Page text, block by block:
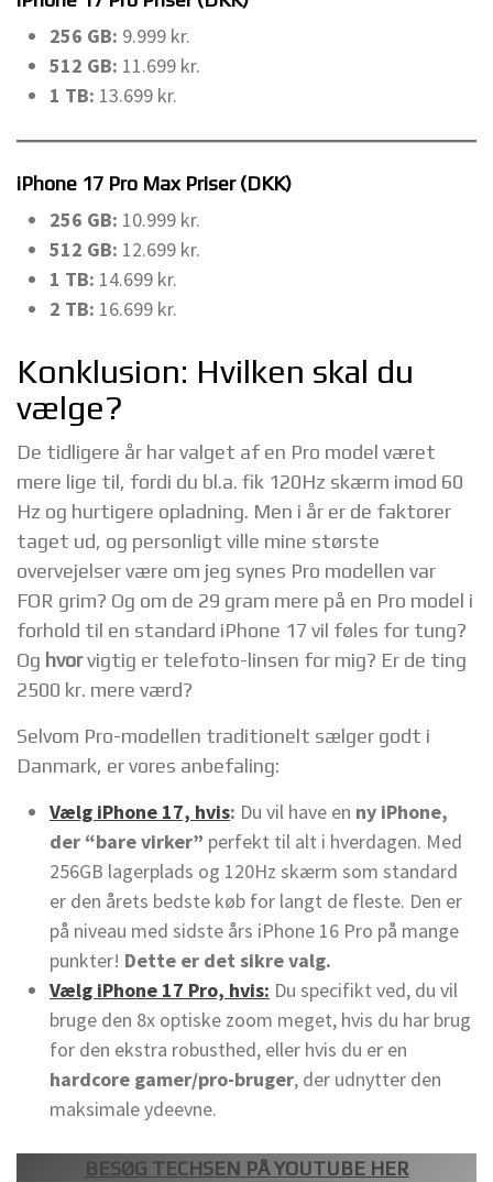
256 GB: 9.999 kr.
512 GB: 11.699 kr.
1 TB: 13.699 kr.
iPhone 17 Pro Max Priser (DKK)
256 GB: 10.999 kr.
512 GB: 12.699 kr.
1 TB: 14.699 kr.
2 TB: 16.699 kr.
Konklusion: Hvilken skal du
vælge?
De tidligere år har valget af en Pro model været
mere lige til, fordi du bl.a. fik 120Hz skærm imod 60
Hz og hurtigere opladning. Men i år er de faktorer
taget ud, og personligt ville mine største
overvejelser være om jeg synes Pro modellen var
FOR grim? Og om de 29 gram mere på en Pro model i
forhold til en standard iPhone 17 vil føles for tung?
Og hvorvigtig er telefoto-linsen for mig? Er de ting
2500 kr. mere værd?
Selvom Pro-modellen traditionelt sælger godt i
Danmark, er vores anbefaling:
Vælg iPhone 17, hvis: Du vil have en ny iPhone,
der “bare virker” perfekt til alt i hverdagen. Med
256GB lagerplads og 120Hz skærm som standard
er den årets bedste køb for langt de fleste. Den er
på niveau med sidste års iPhone 16 Pro på mange
punkter! Dette er det sikre valg.
Vælg iPhone 17 Pro, hvis: Du specifikt ved, du vil
bruge den 8x optiske zoom meget, hvis du har brug
for den ekstra robusthed, eller hvis du er en
hardcore gamer/pro-bruger, der udnytter den
maksimale ydeevne.
BESØG TECHSEN PÅ YOUTUBE HER